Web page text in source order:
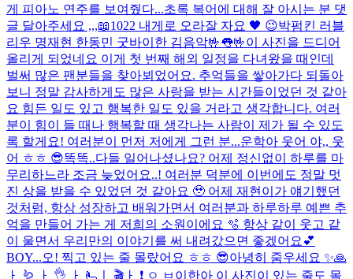
게 피아노 연주를 보여줬다...초록 복어에 대해 잘 아시는 분 댓
글 달아주세요 ,,,📖1022 내게로 오라잘 자요 🖤 😉박펌킨 러블
리우 명재현 한동민 굿바이한 김음악🤟👅🤟이 사진을 드디어
올리게 되었네요 이게 첫 번째 해외 일정을 다녀왔을 때인데
벌써 많은 팬분들을 찾아뵈었어요. 추억들을 쌓아가다 되돌아
보니 정말 감사하게도 많은 사랑을 받는 시간들이었던 것 같아
요 힘든 일도 있고 행복한 일도 있을 거라고 생각합니다. 여러
분이 힘이 들 때나 행복할 때 생각나는 사람이 제가 될 수 있도
록 할게요! 여러분이 먼저 저에게 그런 분...운학아 웃어 야,, 웃
어 ㅎㅎ 😎똑똑..다들 일어나셨나요? 어제 정신없이 하루를 마
무리하느라 조금 늦었어요..! 여러분 덕분에 이번에도 정말 멋
진 상을 받을 수 있었던 것 같아요 🥹 어제 재현이가 얘기했던
것처럼, 항상 성장하고 배워가면서 여러분과 하루하루 예쁜 추
억을 만들어 가는 게 저희의 소원이에요 🫧 항상 같이 웃고 같
이 울면서 우리만의 이야기를 써 내려갔으면 좋겠어요💕
BOY...오! 찍고 있는 줄 몰랐어요 ㅎㅎ 😎아녕히 줌우세요 ✨🙏
ㅏ 🪱 ㅏ 👌 ㅏ 🫷ㅣ 🎬ㅏ ❗ ㅇ ㅂ 이한아 이 사진이 있는 줄도 몰